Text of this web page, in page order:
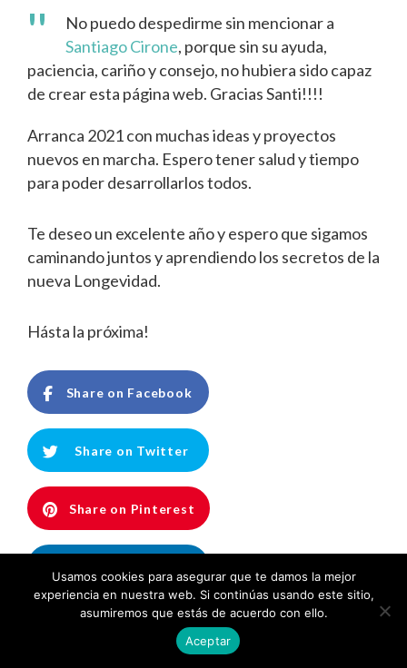
No puedo despedirme sin mencionar a
Santiago Cirone, porque sin su ayuda,
paciencia, cariño y consejo, no hubiera sido capaz
de crear esta página web. Gracias Santi!!!!
Arranca 2021 con muchas ideas y proyectos
nuevos en marcha. Espero tener salud y tiempo
para poder desarrollarlos todos.
Te deseo un excelente año y espero que sigamos
caminando juntos y aprendiendo los secretos de la
nueva Longevidad.
Hásta la próxima!
Share on Facebook
Share on Twitter
Share on Pinterest
Usamos cookies para asegurar que te damos la mejor
experiencia en nuestra web. Si continúas usando este sitio,
asumiremos que estás de acuerdo con ello.
Aceptar